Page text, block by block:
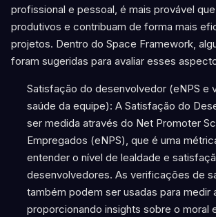
profissional e pessoal, é mais provável
produtivos e contribuam de forma mais
projetos. Dentro do Space Framework,
foram sugeridas para avaliar esses
Satisfação do desenvolvedor (eNPS e
saúde da equipe): A Satisfação do
ser medida através do Net Promoter
Empregados (eNPS), que é uma
entender o nível de lealdade e
desenvolvedores. As verificações de
também podem ser usadas para medir
proporcionando insights sobre o moral